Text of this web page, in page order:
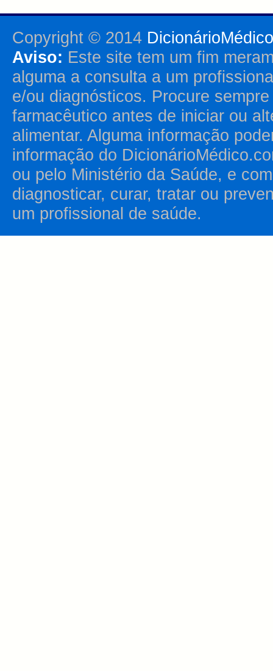
Copyright © 2014
Aviso: Este site tem um fim
alguma a consulta a um
e/ou diagnósticos. Procure
farmacêutico antes de iniciar ou
alimentar. Alguma informação
informação do
ou pelo Ministério da Saúde, e
diagnosticar, curar, tratar ou
um profissional de saúde.